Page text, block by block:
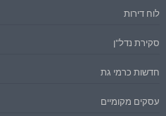
לוח דירות
סקירת נדל"ן
חדשות כרמי גת
עסקים מקומיים